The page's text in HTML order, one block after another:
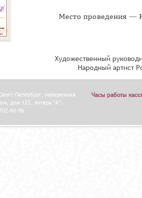
Место проведения —
Художественный
Народный артист
Петербург, набережная
дом 122, литера "А".
60-96
Часы работы